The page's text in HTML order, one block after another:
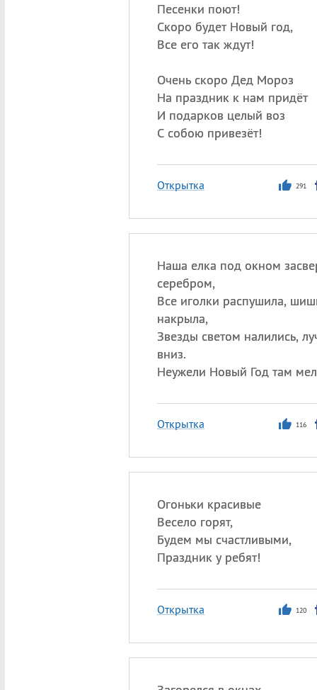
Песенки поют!
Скоро будет Новый год,
Все его так ждут!
Очень скоро Дед Мороз
На праздник к нам придёт
И подарков целый воз
С собою привезёт!
Открытка 291
Наша елка под окном
серебром,
Все иголки распушила,
накрыла,
Звезды светом налились,
вниз.
Неужели Новый Год там
Открытка 116
Огоньки красивые
Весело горят,
Будем мы счастливыми,
Праздник у ребят!
Открытка 120